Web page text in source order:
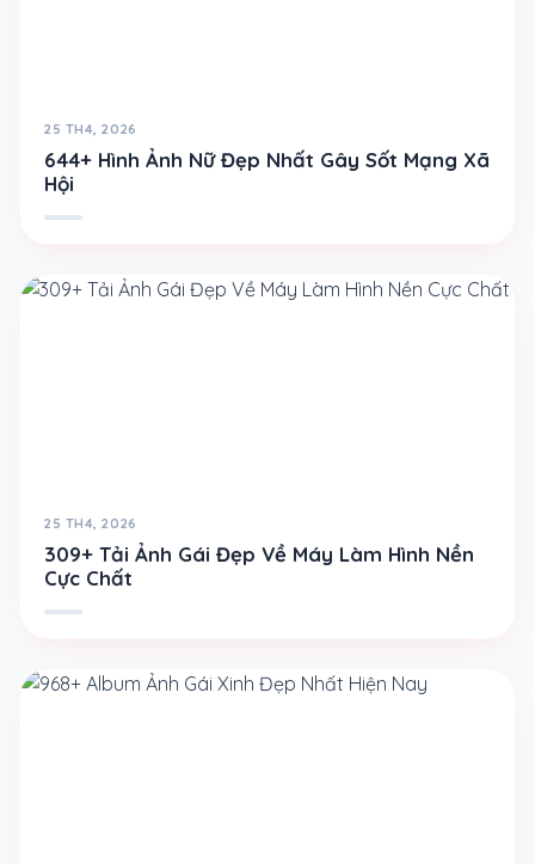
25 TH4, 2026
644+ Hình Ảnh Nữ Đẹp Nhất Gây Sốt Mạng Xã
Hội
25 TH4, 2026
309+ Tải Ảnh Gái Đẹp Về Máy Làm Hình Nền
Cực Chất